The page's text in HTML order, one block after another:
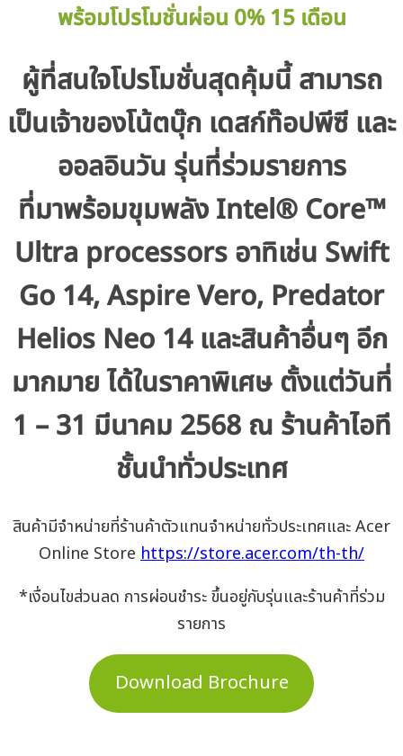
พร้อมโปรโมชั่นผ่อน 0% 15 เดือน
ผู้ที่สนใจโปรโมชั่นสุดคุ้มนี้ สามารถ
เป็นเจ้าของโน้ตบุ๊ก เดสก์ท๊อปพีซี และ
ออลอินวัน รุ่นที่ร่วมรายการ
ที่มาพร้อมขุมพลัง Intel® Core™
Ultra processors อาทิเช่น Swift
Go 14, Aspire Vero, Predator
Helios Neo 14 และสินค้าอื่นๆ อีก
มากมาย ได้ในราคาพิเศษ ตั้งแต่วันที่
1 – 31 มีนาคม 2568 ณ ร้านค้าไอที
ชั้นนำทั่วประเทศ
สินค้ามีจำหน่ายที่ร้านค้าตัวแทนจำหน่ายทั่วประเทศและ Acer
Online Store https://store.acer.com/th-th/
*เงื่อนไขส่วนลด การผ่อนชำระ ขึ้นอยู่กับรุ่นและร้านค้าที่ร่วม
รายการ
Download Brochure